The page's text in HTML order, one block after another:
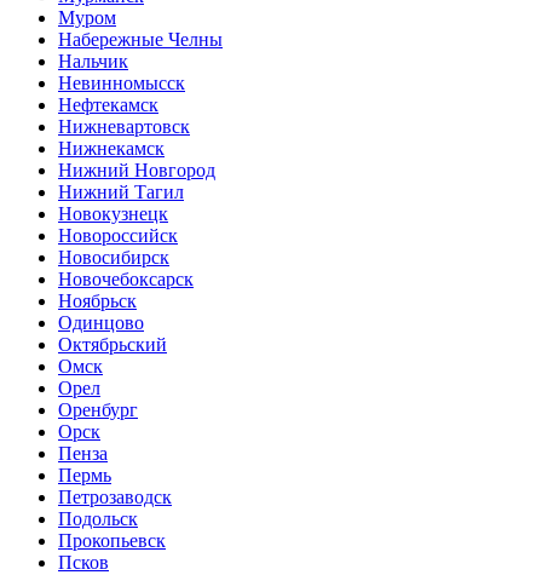
Муром
Набережные Челны
Нальчик
Невинномысск
Нефтекамск
Нижневартовск
Нижнекамск
Нижний Новгород
Нижний Тагил
Новокузнецк
Новороссийск
Новосибирск
Новочебоксарск
Ноябрьск
Одинцово
Октябрьский
Омск
Орел
Оренбург
Орск
Пенза
Пермь
Петрозаводск
Подольск
Прокопьевск
Псков